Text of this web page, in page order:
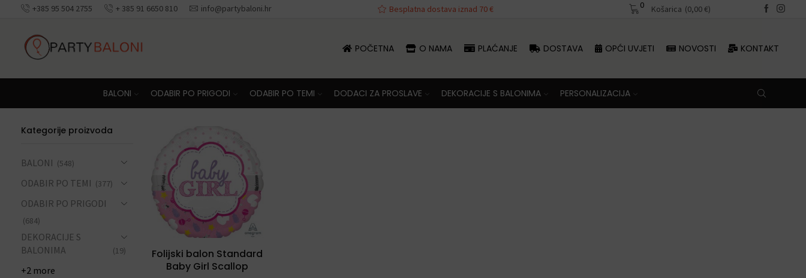
+385 95 504 2755 + 385 91 6650 810 info@partybaloni.hr
Besplatna dostava iznad 70 € Besplatna dostava iznad 70 € Besplatna dostava iznad 70 €
0 Košarica (0,00€)
POČETNA O NAMA PLAĆANJE DOSTAVA OPĆI UVJETI NOVOSTI KONTAKT
BALONI ODABIR PO PRIGODI ODABIR PO TEMI DODACI ZA PROSLAVE DEKORACIJE S BALONIMA PERSONALIZACIJA
Folijski balon Standard
Baby Girl Scallop
Kategorije proizvoda
BALONI (548)
ODABIR PO TEMI (377)
ODABIR PO PRIGODI
(684)
DEKORACIJE S
BALONIMA
(19)
+2 more